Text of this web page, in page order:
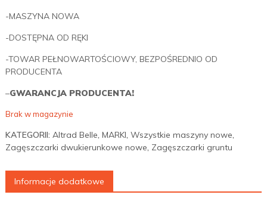
-MASZYNA NOWA
-DOSTĘPNA OD RĘKI
-TOWAR PEŁNOWARTOŚCIOWY, BEZPOŚREDNIO OD
PRODUCENTA
–GWARANCJA PRODUCENTA!
Brak w magazynie
KATEGORII: Altrad Belle, MARKI, Wszystkie maszyny nowe,
Zagęszczarki dwukierunkowe nowe, Zagęszczarki gruntu
Informacje dodatkowe